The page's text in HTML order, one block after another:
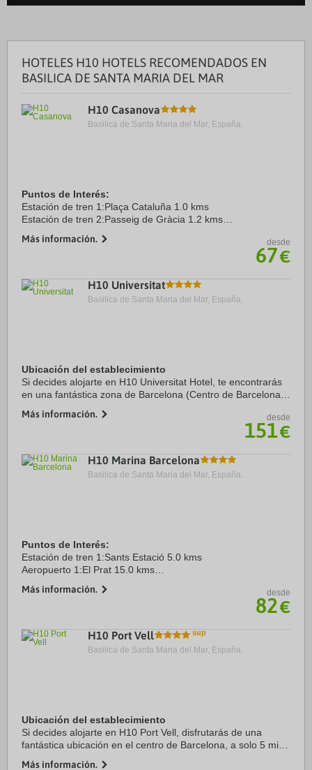
HOTELES H10 HOTELS RECOMENDADOS EN
BASILICA DE SANTA MARIA DEL MAR
H10 Casanova
Basilica de Santa Maria del Mar, España.
Puntos de Interés:
Estación de tren 1:Plaça Cataluña 1.0 kms
Estación de tren 2:Passeig de Gràcia 1.2 kms
Puerto:Puerto de Barcelona 4.6 kms
Más información. desde
67€
H10 Universitat
Basilica de Santa Maria del Mar, España.
Ubicación del establecimiento
Si decides alojarte en H10 Universitat Hotel, te encontrarás
en una fantástica zona de Barcelona (Centro de Barcelona),
Catalunya. Además, este hotel ...
Más información. desde
151€
H10 Marina Barcelona
Basilica de Santa Maria del Mar, España.
Puntos de Interés:
Estación de tren 1:Sants Estació 5.0 kms
Aeropuerto 1:El Prat 15.0 kms
Centro Ciudad:Plaça Catalunya 2.5 kms
Más información. desde
82€
H10 Port Vell
Basilica de Santa Maria del Mar, España.
Ubicación del establecimiento
Si decides alojarte en H10 Port Vell, disfrutarás de una
fantástica ubicación en el centro de Barcelona, a solo 5 min
Más información.